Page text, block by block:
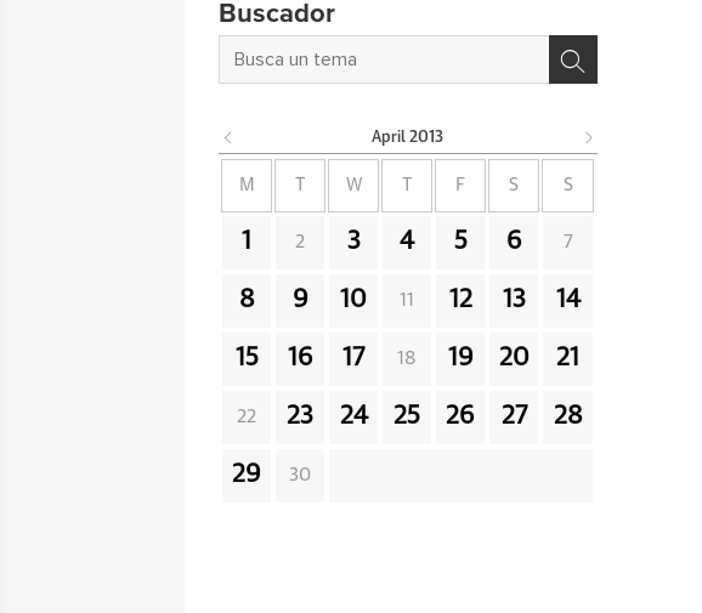
Buscador
April 2013
M W F S S
1 2 3 4 5 6 7
8 9 10 11 12 13 14
15 16 17 18 19 20 21
22 23 24 25 26 27 28
29 30